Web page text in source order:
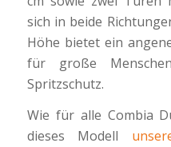
sich in beide
Höhe bietet ein
für große
Spritzschutz.
Wie für alle Combia
dieses Modell